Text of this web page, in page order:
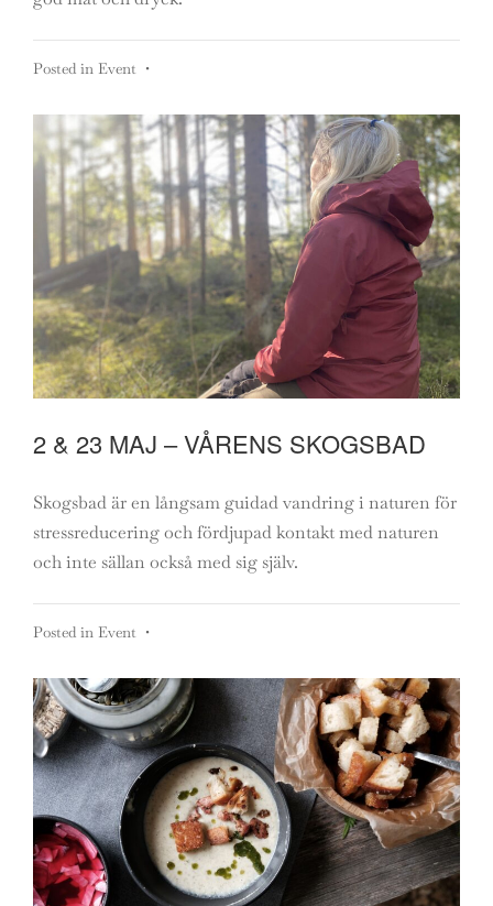
Posted in Event •
2 & 23 MAJ – VÅRENS SKOGSBAD
Skogsbad är en långsam guidad vandring i naturen för
stressreducering och fördjupad kontakt med naturen
och inte sällan också med sig själv.
Posted in Event •